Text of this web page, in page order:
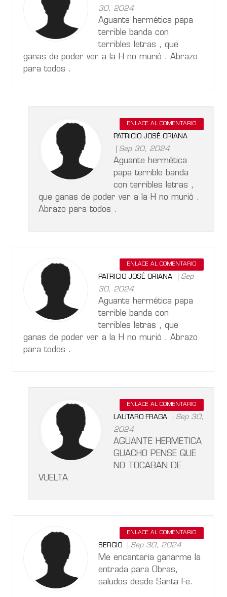
30, 2024
Aguante hermética papa
terrible banda con
terribles letras , que
ganas de poder ver a la H no murió . Abrazo
para todos .
ENLACE AL COMENTARIO
PATRICIO JOSÉ ORIANA
Sep 30, 2024
Aguante hermética
papa terrible banda
con terribles letras ,
que ganas de poder ver a la H no murió .
Abrazo para todos .
ENLACE AL COMENTARIO
PATRICIO JOSÉ ORIANA
Sep
30, 2024
Aguante hermética papa
terrible banda con
terribles letras , que
ganas de poder ver a la H no murió . Abrazo
para todos .
ENLACE AL COMENTARIO
LAUTARO FRAGA
Sep 30,
2024
AGUANTE HERMETICA
GUACHO PENSE QUE
NO TOCABAN DE
VUELTA
ENLACE AL COMENTARIO
SERGIO Sep 30, 2024
Me encantaría ganarme la
entrada para Obras,
saludos desde Santa Fe.